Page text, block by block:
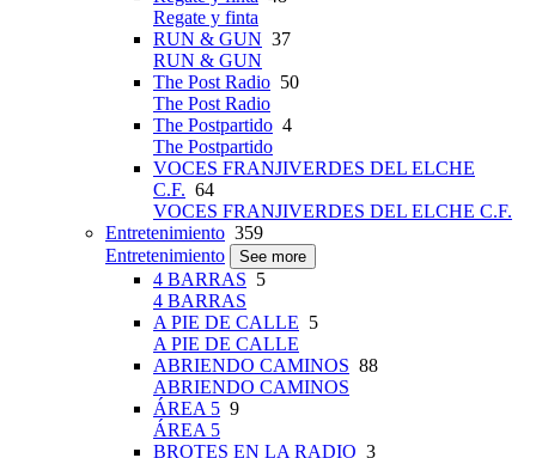
Regate y finta
RUN & GUN 37
RUN & GUN
The Post Radio 50
The Post Radio
The Postpartido 4
The Postpartido
VOCES FRANJIVERDES DEL ELCHE
C.F. 64
VOCES FRANJIVERDES DEL ELCHE C.F.
Entretenimiento 359
Entretenimiento
See more
4 BARRAS 5
4 BARRAS
A PIE DE CALLE 5
A PIE DE CALLE
ABRIENDO CAMINOS 88
ABRIENDO CAMINOS
ÁREA 5 9
ÁREA 5
BROTES EN LA RADIO 3